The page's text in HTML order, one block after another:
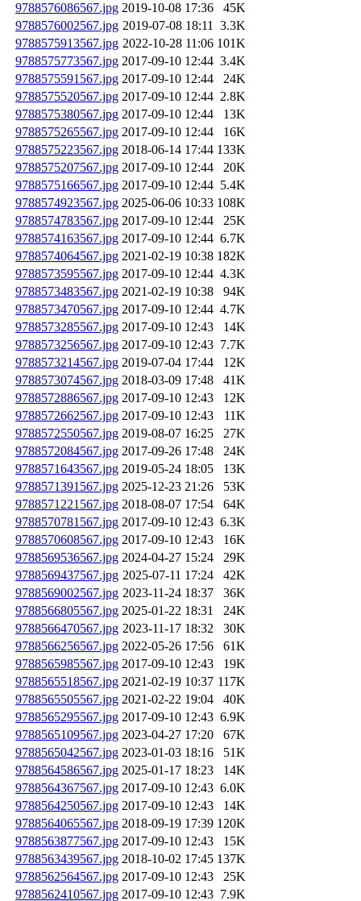
9788576086567.jpg 2019-10-08 17:36
45K
9788576002567.jpg 2019-07-08 18:11 3.3K
9788575913567.jpg 2022-10-28 11:06 101K
9788575773567.jpg 2017-09-10 12:44 3.4K
9788575591567.jpg 2017-09-10 12:44
24K
9788575520567.jpg 2017-09-10 12:44 2.8K
9788575380567.jpg 2017-09-10 12:44
13K
9788575265567.jpg 2017-09-10 12:44
16K
9788575223567.jpg 2018-06-14 17:44 133K
9788575207567.jpg 2017-09-10 12:44
20K
9788575166567.jpg 2017-09-10 12:44 5.4K
9788574923567.jpg 2025-06-06 10:33 108K
9788574783567.jpg 2017-09-10 12:44
25K
9788574163567.jpg 2017-09-10 12:44 6.7K
9788574064567.jpg 2021-02-19 10:38 182K
9788573595567.jpg 2017-09-10 12:44 4.3K
9788573483567.jpg 2021-02-19 10:38
94K
9788573470567.jpg 2017-09-10 12:44 4.7K
9788573285567.jpg 2017-09-10 12:43
14K
9788573256567.jpg 2017-09-10 12:43 7.7K
9788573214567.jpg 2019-07-04 17:44
12K
9788573074567.jpg 2018-03-09 17:48
41K
9788572886567.jpg 2017-09-10 12:43
12K
9788572662567.jpg 2017-09-10 12:43
11K
9788572550567.jpg 2019-08-07 16:25
27K
9788572084567.jpg 2017-09-26 17:48
24K
9788571643567.jpg 2019-05-24 18:05
13K
9788571391567.jpg 2025-12-23 21:26
53K
9788571221567.jpg 2018-08-07 17:54
64K
9788570781567.jpg 2017-09-10 12:43 6.3K
9788570608567.jpg 2017-09-10 12:43
16K
9788569536567.jpg 2024-04-27 15:24
29K
9788569437567.jpg 2025-07-11 17:24
42K
9788569002567.jpg 2023-11-24 18:37
36K
9788566805567.jpg 2025-01-22 18:31
24K
9788566470567.jpg 2023-11-17 18:32
30K
9788566256567.jpg 2022-05-26 17:56
61K
9788565985567.jpg 2017-09-10 12:43
19K
9788565518567.jpg 2021-02-19 10:37 117K
9788565505567.jpg 2021-02-22 19:04
40K
9788565295567.jpg 2017-09-10 12:43 6.9K
9788565109567.jpg 2023-04-27 17:20
67K
9788565042567.jpg 2023-01-03 18:16
51K
9788564586567.jpg 2025-01-17 18:23
14K
9788564367567.jpg 2017-09-10 12:43 6.0K
9788564250567.jpg 2017-09-10 12:43
14K
9788564065567.jpg 2018-09-19 17:39 120K
9788563877567.jpg 2017-09-10 12:43
15K
9788563439567.jpg 2018-10-02 17:45 137K
9788562564567.jpg 2017-09-10 12:43
25K
9788562410567.jpg 2017-09-10 12:43 7.9K